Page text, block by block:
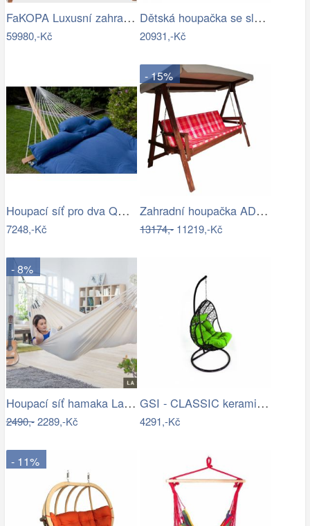
FaKOPA Luxusní zahradní houpačka se…
59980,-Kč
Dětská houpačka se sluzavkou - VK
20931,-Kč
Houpací síť pro dva QUEEN modrá
7248,-Kč
- 15%
Zahradní houpačka ADELAIDA Rojaplast
13174,-11219,-Kč
- 8%
Houpací síť hamaka La Siesta MODESTA -…
2490,-2289,-Kč
GSI - CLASSIC keramický sloup k…
4291,-Kč
- 11%